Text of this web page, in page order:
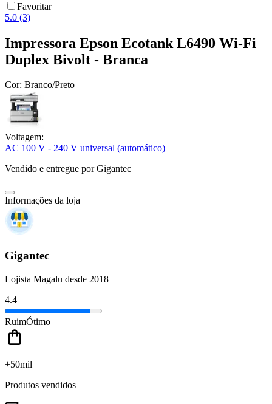
Favoritar
5.0 (3)
Impressora Epson Ecotank L6490 Wi-Fi
Duplex Bivolt - Branca
Cor: Branco/Preto
Voltagem:
AC 100 V - 240 V universal (automático)
Vendido e entregue por Gigantec
Informações da loja
Gigantec
Lojista Magalu desde 2018
4.4
RuimÓtimo
+50mil
Produtos vendidos